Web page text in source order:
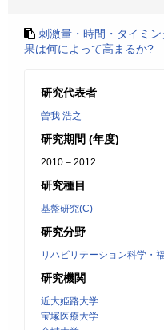
刺激量・時間・タイミ
果は何によって高まるか?
研究代表者
曽我 浩之
研究期間 (年度)
2010 – 2012
研究種目
基盤研究(C)
研究分野
リハビリテーション科学・
研究機関
近大姫路大学
宝塚医療大学